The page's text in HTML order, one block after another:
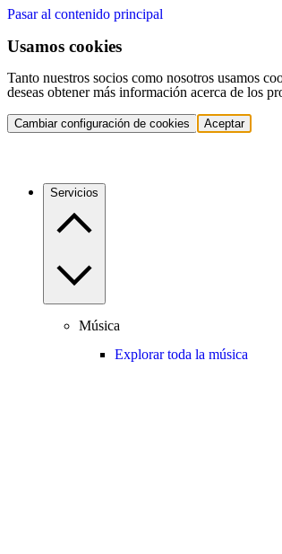
Pasar al contenido principal
Usamos cookies
Tanto nuestros socios como nosotros usamos
deseas obtener más información acerca de los
Cambiar configuración de cookies Aceptar
Servicios
Música
Explorar toda la música